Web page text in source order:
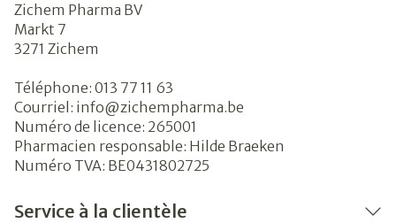
Zichem Pharma BV
Markt 7
3271 Zichem
Téléphone: 013 77 11 63
Courriel: info@zichempharma.be
Numéro de licence: 265001
Pharmacien responsable: Hilde Braeken
Numéro TVA: BE0431802725
Service à la clientèle